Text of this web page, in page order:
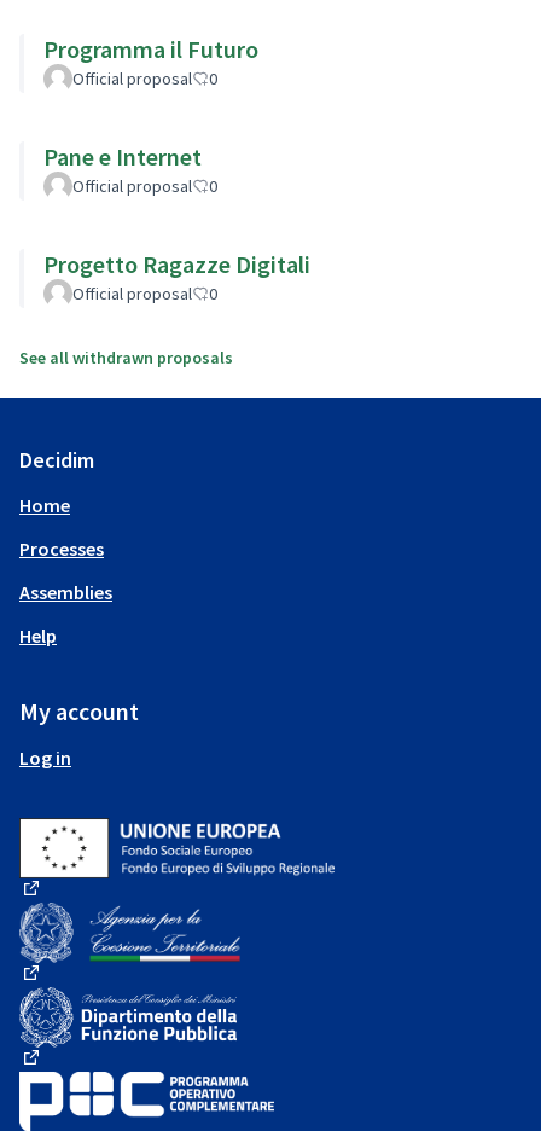
Programma il Futuro
Official proposal 0
Pane e Internet
Official proposal 0
Progetto Ragazze Digitali
Official proposal 0
See all withdrawn proposals
Decidim
Home
Processes
Assemblies
Help
My account
Log in
(External link)
(External link)
(External link)